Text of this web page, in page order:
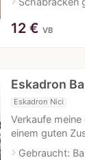
12 € VB
Eskadron
Eskadron Nici
Verkaufe
einem guten
navigate_nextGebraucht: